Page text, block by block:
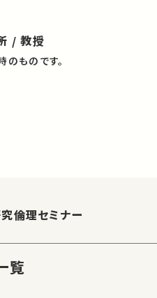
/ 教授
ものです。
倫理セミナー
覧